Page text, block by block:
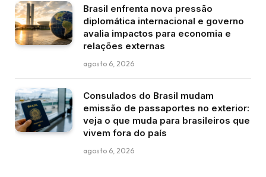
Brasil enfrenta nova pressão
diplomática internacional e governo
avalia impactos para economia e
relações externas
agosto 6, 2026
Consulados do Brasil mudam
emissão de passaportes no exterior:
veja o que muda para brasileiros que
vivem fora do país
agosto 6, 2026